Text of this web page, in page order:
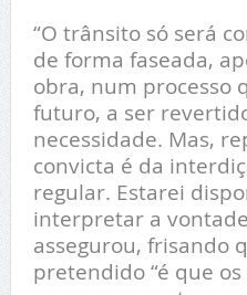
“O trânsito só será
de forma faseada,
obra, num processo
futuro, a ser
necessidade. Mas,
convicta é da
regular. Estarei
interpretar a
assegurou, frisando
pretendido “é que